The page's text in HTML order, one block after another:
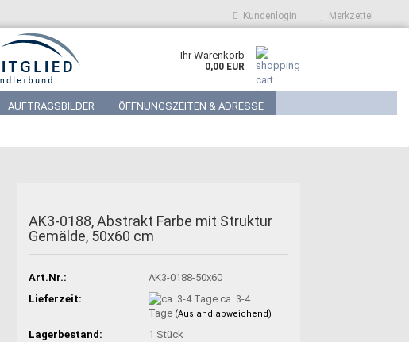
Kundenlogin Merkzettel
Ihr Warenkorb
0,00 EUR
AUFTRAGSBILDER ÖFFNUNGSZEITEN & ADRESSE
AK3-0188, Abstrakt Farbe mit Struktur
Gemälde, 50x60 cm
Art.Nr.:
AK3-0188-50x60
Lieferzeit:
ca. 3-4
Tage (Ausland abweichend)
Lagerbestand: 1 Stück